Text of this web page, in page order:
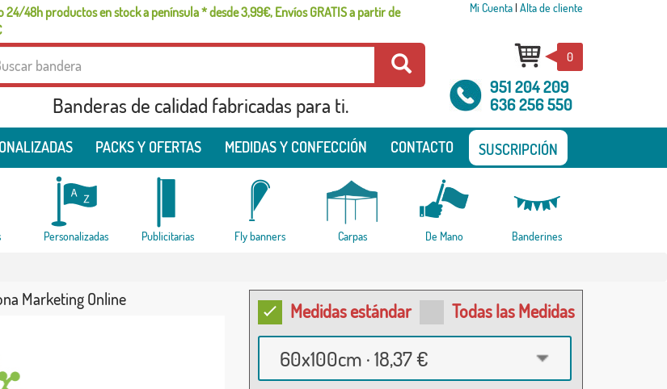
24/48h productos en stock a península * desde 3,99€, Envíos GRATIS a partir de
Mi Cuenta| Alta de cliente
Banderas de calidad fabricadas para ti.
0
951 204 209
636 256 550
PACKS Y OFERTAS MEDIDAS Y CONFECCIÓN CONTACTO SUSCRIPCIÓN
Personalizadas Publicitarias Fly banners Carpas De Mano Banderines
Marketing Online
Medidas estándar Todas las Medidas
60x100cm · 18,37 €